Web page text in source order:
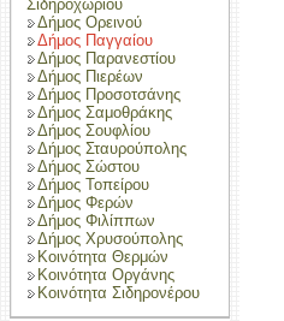
Σιδηροχωρίου
Δήμος Ορεινού
Δήμος Παγγαίου
Δήμος Παρανεστίου
Δήμος Πιερέων
Δήμος Προσοτσάνης
Δήμος Σαμοθράκης
Δήμος Σουφλίου
Δήμος Σταυρούπολης
Δήμος Σώστου
Δήμος Τοπείρου
Δήμος Φερών
Δήμος Φιλίππων
Δήμος Χρυσούπολης
Κοινότητα Θερμών
Κοινότητα Οργάνης
Κοινότητα Σιδηρονέρου